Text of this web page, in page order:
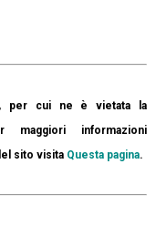
per cui ne è vietata la
informazioni
sito visita Questa pagina.